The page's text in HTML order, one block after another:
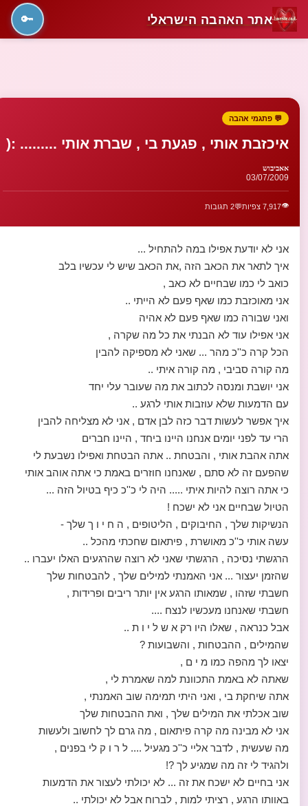
אתר האהבה הישראלי 🔑
💬 פתגמי אהבה
איכזבת אותי , פגעת בי , שברת אותי ......... :(
אאביבוש
03/07/2009
👁️7,917 צפיות 💬2 תגובות
אני לא יודעת אפילו במה להתחיל ...
איך לתאר את הכאב הזה ,את הכאב שיש לי עכשיו בלב
כואב לי כמו שבחיים לא כאב ,
אני מאוכזבת כמו שאף פעם לא הייתי ..
ואני שבורה כמו שאף פעם לא אהיה
אני אפילו עוד לא הבנתי את כל מה שקרה ,
הכל קרה כ''כ מהר ... שאני לא מספיקה להבין
מה קורה סביבי , מה קורה איתי ..
אני יושבת ומנסה לכתוב את מה שעובר עלי יחד
עם הדמעות שלא עוזבות אותי לרגע ..
איך אפשר לעשות דבר כזה לבן אדם , אני לא מצליחה להבין
הרי עד לפני יומים אנחנו היינו ביחד , היינו חברים
אתה אהבת אותי , והבטחת .. אתה הבטחת ואפילו נשבעת לי
שהפעם זה לא סתם , שאנחנו חוזרים באמת כי אתה אוהב אותי
כי אתה רוצה להיות איתי ..... היה לי כ''כ כיף בטיול הזה ...
הטיול שבחיים אני לא ישכח !
הנשיקות שלך , החיבוקים , הליטופים , ה ח י ו ך שלך -
עשה אותי כ''כ מאושרת , פיתאום שחכתי מהכל ..
הרגשתי נסיכה , הרגשתי שאני לא רוצה שהרגעים האלו יעברו ..
שהזמן יעצור ... אני האמנתי למילים שלך , להבטחות שלך
חשבתי שזהו , שמאותו הרגע אין יותר ריבים ופרידות ,
חשבתי שאנחנו מעכשיו לנצח ....
אבל כנראה , שאלו היו רק א ש ל י ו ת ..
שהמילים , ההבטחות , והשבועות ?
יצאו לך מהפה כמו מ י ם ,
שאתה לא באמת התכוונת למה שאמרת לי ,
אתה שיחקת בי , ואני היתי תמימה שוב האמנתי ,
שוב אכלתי את המילים שלך , ואת ההבטחות שלך
אני לא מבינה מה קרה פיתאום , מה גרם לך לחשוב ולעשות
מה שעשית , לדבר אליי כ''כ מגעיל .... ל ר ו ק לי בפנים ,
ולהגיד לי זה מה שמגיע לך ?!
אני בחיים לא ישכח את זה ... לא יכולתי לעצור את הדמעות
באוותו הרגע , רציתי למות , לברוח אבל לא יכולתי ..